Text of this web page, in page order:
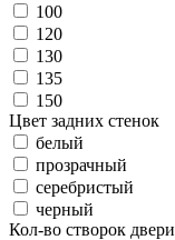
100
120
130
135
150
Цвет задних стенок
белый
прозрачный
серебристый
черный
Кол-во створок двери